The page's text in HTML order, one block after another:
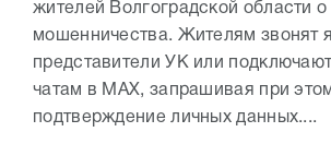
жителей Волгоградской области
мошенничества. Жителям звонят
представители УК или
чатам в МАХ, запрашивая при этом
подтверждение личных данных....